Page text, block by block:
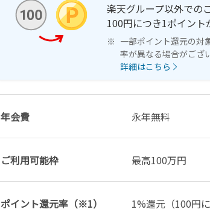
楽天グループ以外での
100円につき1ポイント
一部ポイント還元の対
率が異なる場合がござ
詳細はこちら
年会費 永年無料
ご利用可能枠 最高100万円
ポイント還元率（※1） 1%還元（100円